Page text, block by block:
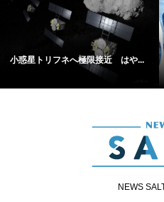
小惑星トリフネへ極限接近 はや...
NEWS